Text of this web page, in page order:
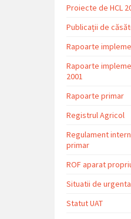
Proiecte de HCL
Publicații de
Rapoarte
Rapoarte
2001
Rapoarte primar
Registrul Agricol
Regulament
primar
ROF aparat
Situatii de urgenta
Statut UAT